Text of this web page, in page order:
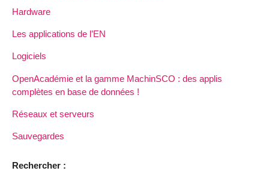
Hardware
Les applications de l’EN
Logiciels
OpenAcadémie et la gamme MachinSCO : des applis
complètes en base de données !
Réseaux et serveurs
Sauvegardes
Rechercher :